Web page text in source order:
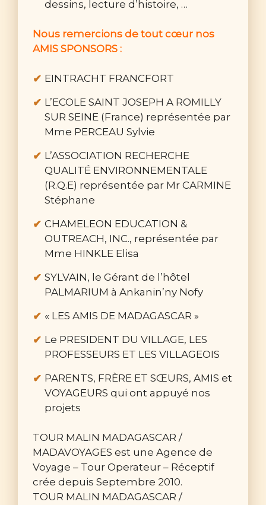
dessins, lecture d’histoire, …
Nous remercions de tout cœur nos
AMIS SPONSORS :
EINTRACHT FRANCFORT
L’ECOLE SAINT JOSEPH A ROMILLY
SUR SEINE (France) représentée par
Mme PERCEAU Sylvie
L’ASSOCIATION RECHERCHE
QUALITÉ ENVIRONNEMENTALE
(R.Q.E) représentée par Mr CARMINE
Stéphane
CHAMELEON EDUCATION &
OUTREACH, INC., représentée par
Mme HINKLE Elisa
SYLVAIN, le Gérant de l’hôtel
PALMARIUM à Ankanin’ny Nofy
« LES AMIS DE MADAGASCAR »
Le PRESIDENT DU VILLAGE, LES
PROFESSEURS ET LES VILLAGEOIS
PARENTS, FRÈRE ET SŒURS, AMIS et
VOYAGEURS qui ont appuyé nos
projets
TOUR MALIN MADAGASCAR /
MADAVOYAGES est une Agence de
Voyage – Tour Operateur – Réceptif
crée depuis Septembre 2010.
TOUR MALIN MADAGASCAR /